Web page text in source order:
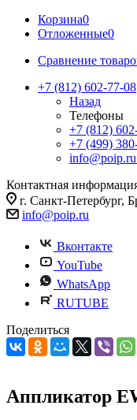
Корзина0
Отложенные0
Сравнение
+7 (812) 602-77-08
Назад
Телефоны
+7 (812)
+7 (499)
info@poip.ru
Контактная
г. Санкт-Петербург,
info@poip.ru
Вконтакте
YouTube
WhatsApp
RUTUBE
Поделиться
Аппликатор